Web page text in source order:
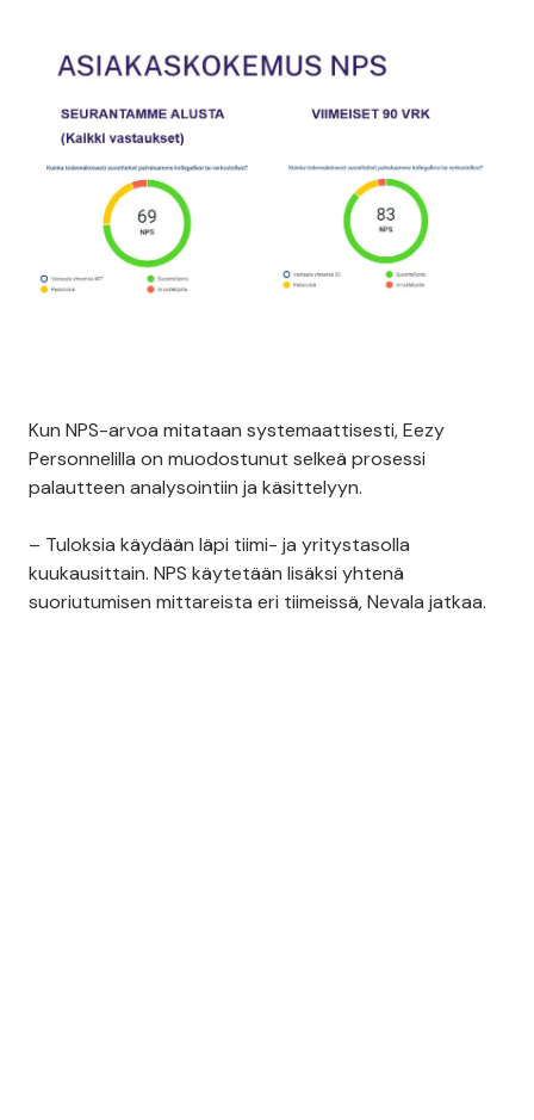
Kun NPS-arvoa mitataan systemaattisesti, Eezy
Personnelilla on muodostunut selkeä prosessi
palautteen analysointiin ja käsittelyyn.
– Tuloksia käydään läpi tiimi- ja yritystasolla
kuukausittain. NPS käytetään lisäksi yhtenä
suoriutumisen mittareista eri tiimeissä, Nevala jatkaa.